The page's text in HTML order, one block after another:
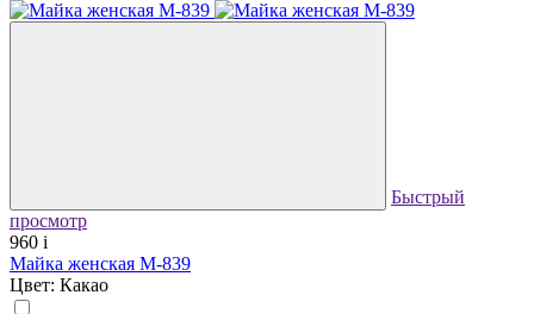
Быстрый
просмотр
960 i
Майка женская М-839
Цвет: Какао